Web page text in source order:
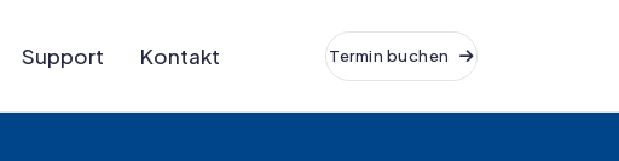
Support Kontakt Termin buchen